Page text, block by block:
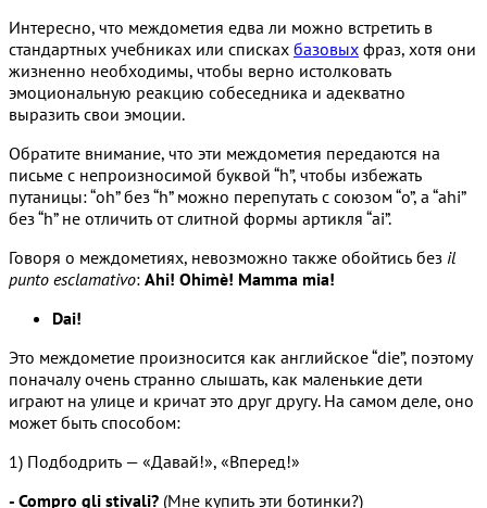
Интересно, что междометия едва ли можно встретить в
стандартных учебниках или списках базовых фраз, хотя они
жизненно необходимы, чтобы верно истолковать
эмоциональную реакцию собеседника и адекватно
выразить свои эмоции.
Обратите внимание, что эти междометия передаются на
письме с непроизносимой буквой “h”, чтобы избежать
путаницы: “oh” без “h” можно перепутать с союзом “o”, а “ahi”
без “h” не отличить от слитной формы артикля “ai”.
Говоря о междометиях, невозможно также обойтись без il
punto esclamativo: Ahi! Ohimè! Mamma mia!
Dai!
Это междометие произносится как английское “die”, поэтому
поначалу очень странно слышать, как маленькие дети
играют на улице и кричат это друг другу. На самом деле, оно
может быть способом:
1) Подбодрить — «Давай!», «Вперед!»
- Compro gli stivali? (Мне купить эти ботинки?)